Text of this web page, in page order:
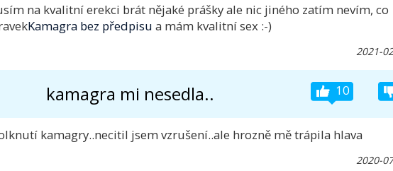
na kvalitní erekci brát nějaké prášky ale nic jiného zatím nevím, co
Kamagra bez předpisu a mám kvalitní sex :-)
2021-
kamagra mi nesedla.. 10
kamagry..necitil jsem vzrušení..ale hrozně mě trápila hlava
2020-